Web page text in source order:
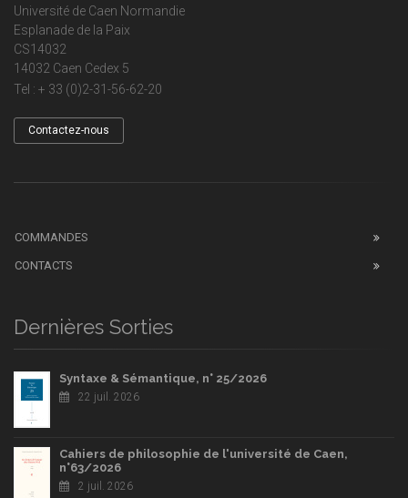
Université de Caen Normandie
Esplanade de la Paix
CS14032
14032 Caen Cedex 5
Tel : + 33 (0)2-31-56-62-20
Contactez-nous
COMMANDES
CONTACTS
Dernières Sorties
Syntaxe & Sémantique, n° 25/2026
22 juil. 2026
Cahiers de philosophie de l'université de Caen,
n°63/2026
2 juil. 2026